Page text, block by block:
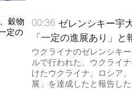
00:36 ゼレンシキー宇
「一定の進展あり」と
ウクライナのゼレンシキ
ルで行われた、ウクライ
けたウクライナ、ロシア
展」を達成したと報告した